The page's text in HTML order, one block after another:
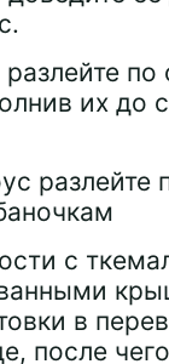
по
их до
с
в
после чего